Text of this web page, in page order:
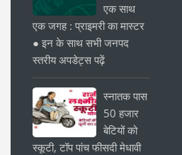
एक साथ
एक जगह : प्राइमरी का मास्टर
● इन के साथ सभी जनपद
स्तरीय अपडेट्स पढ़ें
स्नातक पास
50 हजार
बेटियों को
स्कूटी, टॉप पांच फीसदी मेधावी